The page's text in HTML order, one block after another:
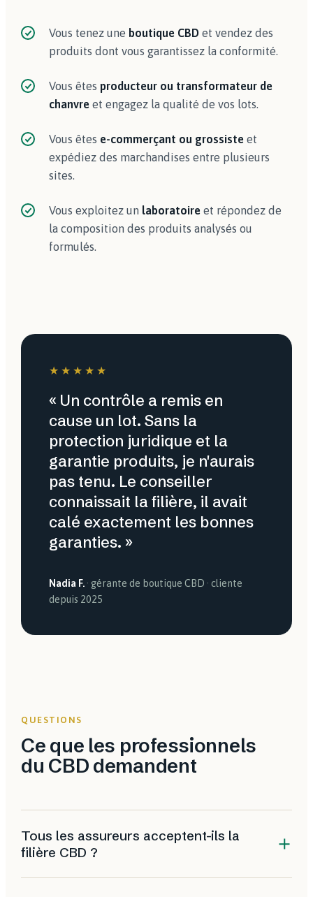
Vous tenez une boutique CBD et vendez des
produits dont vous garantissez la conformité.
Vous êtes producteur ou transformateur de
chanvre et engagez la qualité de vos lots.
Vous êtes e-commerçant ou grossiste et
expédiez des marchandises entre plusieurs
sites.
Vous exploitez un laboratoire et répondez de
la composition des produits analysés ou
formulés.
★★★★★
« Un contrôle a remis en
cause un lot. Sans la
protection juridique et la
garantie produits, je n'aurais
pas tenu. Le conseiller
connaissait la filière, il avait
calé exactement les bonnes
garanties. »
Nadia F. · gérante de boutique CBD · cliente
depuis 2025
QUESTIONS
Ce que les professionnels
du CBD demandent
Tous les assureurs acceptent-ils la
filière CBD ?